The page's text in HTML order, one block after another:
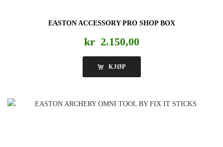
EASTON ACCESSORY PRO SHOP BOX
kr 2.150,00
KJØP